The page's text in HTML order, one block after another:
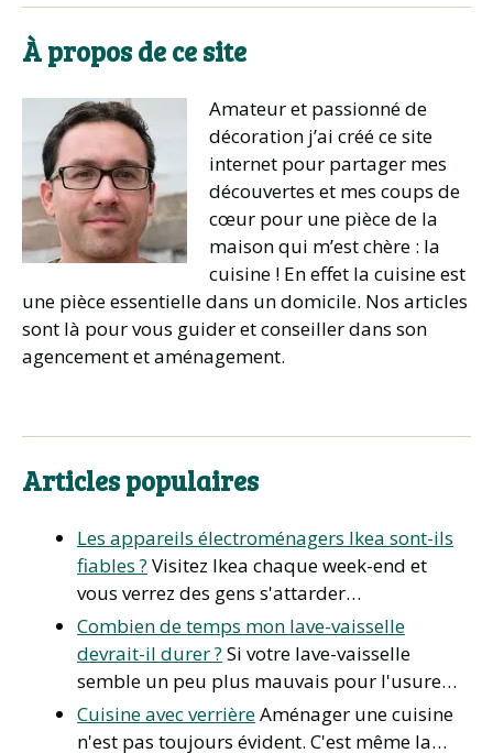
À propos de ce site
Amateur et passionné de
décoration j’ai créé ce site
internet pour partager mes
découvertes et mes coups de
cœur pour une pièce de la
maison qui m’est chère : la
cuisine ! En effet la cuisine est
une pièce essentielle dans un domicile. Nos articles
sont là pour vous guider et conseiller dans son
agencement et aménagement.
Articles populaires
Les appareils électroménagers Ikea sont-ils
fiables ? Visitez Ikea chaque week-end et
vous verrez des gens s'attarder…
Combien de temps mon lave-vaisselle
devrait-il durer ? Si votre lave-vaisselle
semble un peu plus mauvais pour l'usure…
Cuisine avec verrièreAménager une cuisine
n'est pas toujours évident. C'est même la…